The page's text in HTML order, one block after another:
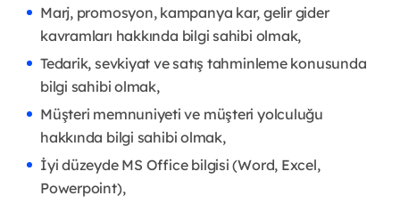
Marj, promosyon, kampanya kar, gelir gider
kavramları hakkında bilgi sahibi olmak,
Tedarik, sevkiyat ve satış tahminleme konusunda
bilgi sahibi olmak,
Müşteri memnuniyeti ve müşteri yolculuğu
hakkında bilgi sahibi olmak,
İyi düzeyde MS Office bilgisi (Word, Excel,
Powerpoint),